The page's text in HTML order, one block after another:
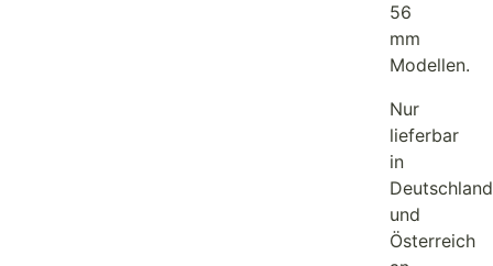
56
mm
Modellen.
Nur
lieferbar
in
Deutschland
und
Österreich